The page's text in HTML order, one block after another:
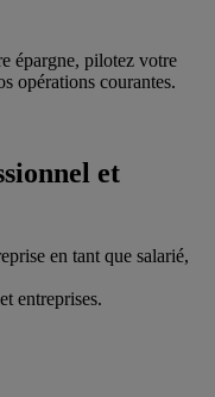
épargne, pilotez votre
opérations courantes.
et
en tant que salarié,
entreprises.